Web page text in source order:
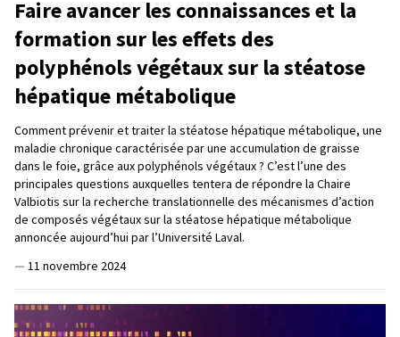
Faire avancer les connaissances et la
formation sur les effets des
polyphénols végétaux sur la stéatose
hépatique métabolique
Comment prévenir et traiter la stéatose hépatique métabolique, une
maladie chronique caractérisée par une accumulation de graisse
dans le foie, grâce aux polyphénols végétaux ? C’est l’une des
principales questions auxquelles tentera de répondre la Chaire
Valbiotis sur la recherche translationnelle des mécanismes d’action
de composés végétaux sur la stéatose hépatique métabolique
annoncée aujourd’hui par l’Université Laval.
— 11 novembre 2024